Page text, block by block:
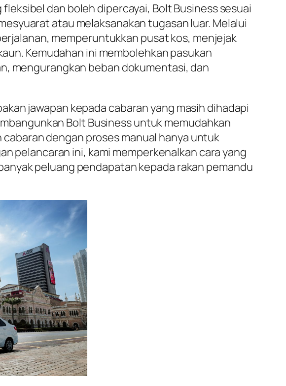
dan boleh dipercayai, Bolt Business sesuai
atau melaksanakan tugasan luar. Melalui
memperuntukkan pusat kos, menjejak
Kemudahan ini membolehkan pasukan
mengurangkan beban dokumentasi, dan
jawapan kepada cabaran yang masih dihadapi
Bolt Business untuk memudahkan
dengan proses manual hanya untuk
pelancaran ini, kami memperkenalkan cara yang
peluang pendapatan kepada rakan pemandu